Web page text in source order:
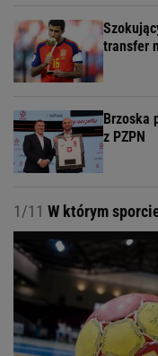
transfer
Brzoska
z PZPN
1/11 W którym